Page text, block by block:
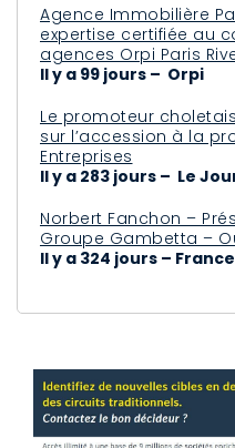
Agence Immobilière
expertise certifiée au
agences Orpi Paris
Il y a 99 jours – Orpi
Le promoteur
sur l’accession à la
Entreprises
Il y a 283 jours – Le
Norbert Fanchon –
Groupe Gambetta –
Il y a 324 jours – France